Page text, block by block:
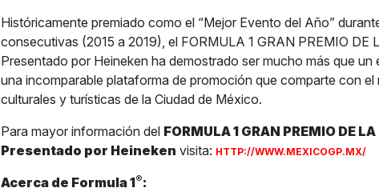
Históricamente premiado como el “Mejor Evento del Año”
consecutivas (2015 a 2019), el FORMULA 1 GRAN PREMIO DE
Presentado por Heineken ha demostrado ser mucho más que
una incomparable plataforma de promoción que comparte con el
culturales y turísticas de la Ciudad de México.
Para mayor información del FORMULA 1 GRAN PREMIO DE
Presentado por Heineken visita: HTTP://WWW.MEXICOGP.MX/
Acerca de Formula 1®: